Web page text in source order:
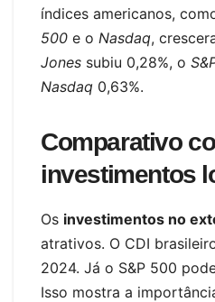
índices americanos,
500 e o Nasdaq,
Jones subiu 0,28%, o
Nasdaq 0,63%.
Comparativo
investimentos
Os investimentos no
atrativos. O CDI
2024. Já o S&P 500
Isso mostra a